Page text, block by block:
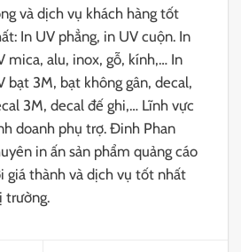
và dịch vụ khách hàng tốt
In UV phẳng, in UV cuộn. In
mica, alu, inox, gỗ, kính,… In
bạt 3M, bạt không gân, decal,
3M, decal đế ghi,… Lĩnh vực
doanh phụ trợ. Đinh Phan
in ấn sản phẩm quảng cáo
giá thành và dịch vụ tốt nhất
trường.